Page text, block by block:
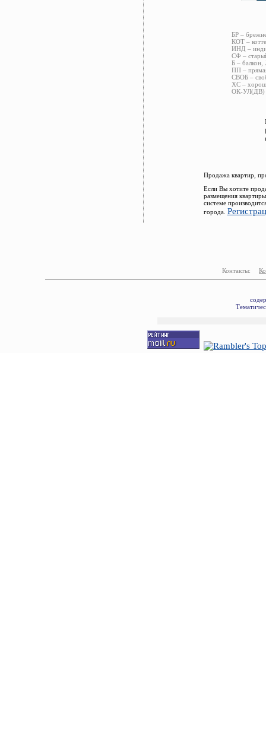
БР –
КОТ –
ИНД –
СФ –
Б – балкон,
ПП –
СВОБ –
ХС –
ОК-УЛ(ДВ)
Продажа квартир,
Если Вы хотите
размещения
системе
города.
Контакты: